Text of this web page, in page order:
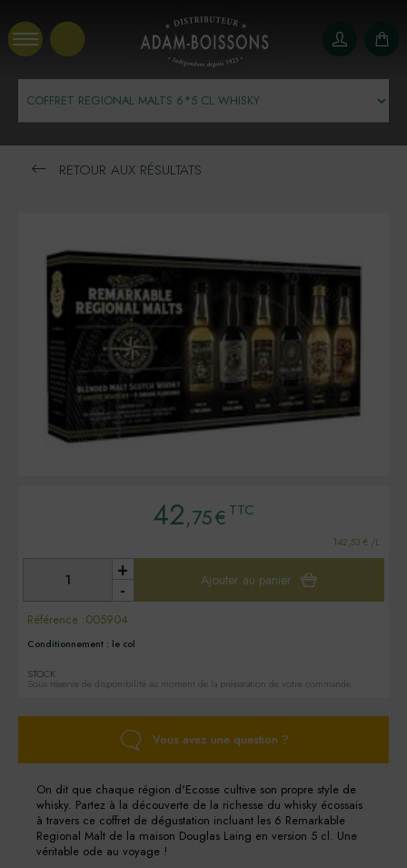
RETOUR AUX RÉSULTATS
On dit que chaque région d'Ecosse cultive son propre style de
whisky. Partez à la découverte de la richesse du whisky écossais
à travers ce coffret de dégustation incluant les 6 Remarkable
Regional Malt de la maison Douglas Laing en version 5 cl. Une
véritable ode au voyage !
42,75€ TTC
142,53 € /L
-
+ Ajouter au panier
Référence :005904
Conditionnement : le col
STOCK
Sous réserve de disponibilité au moment de la préparation de votre commande.
Vous avez une question ?